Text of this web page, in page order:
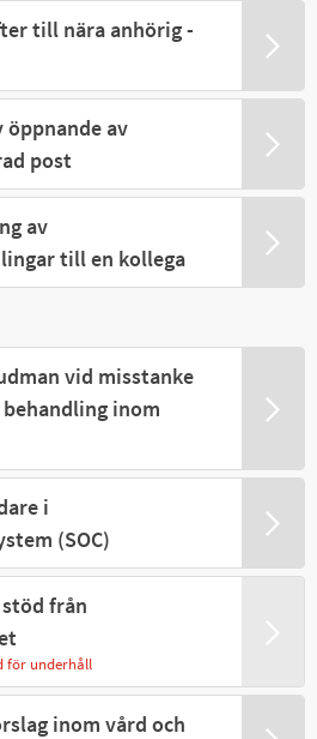
till nära anhörig -
öppnande av
post
av
till en kollega
vid misstanke
inom
i
(SOC)
från
för underhåll
inom vård och